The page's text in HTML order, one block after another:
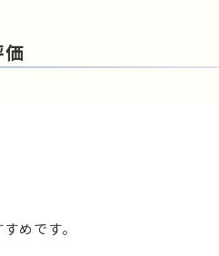
めです。